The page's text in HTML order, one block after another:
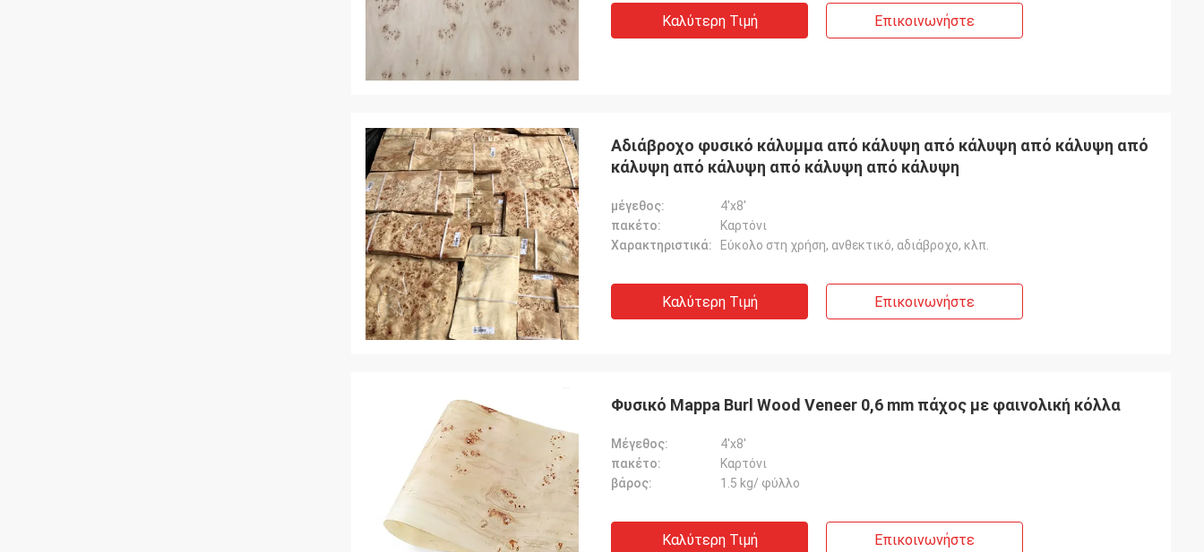
Καλύτερη Τιμή Επικοινωνήστε
Αδιάβροχο φυσικό κάλυμμα από κάλυψη από κάλυψη από κάλυψη από
κάλυψη από κάλυψη από κάλυψη από κάλυψη
μέγεθος:
4'x8'
πακέτο:
Καρτόνι
Χαρακτηριστικά:
Εύκολο στη χρήση, ανθεκτικό, αδιάβροχο, κλπ.
Καλύτερη Τιμή Επικοινωνήστε
Φυσικό Mappa Burl Wood Veneer 0,6 mm πάχος με φαινολική κόλλα
Μέγεθος:
4'x8'
πακέτο:
Καρτόνι
βάρος:
1.5 kg/ φύλλο
Καλύτερη Τιμή Επικοινωνήστε